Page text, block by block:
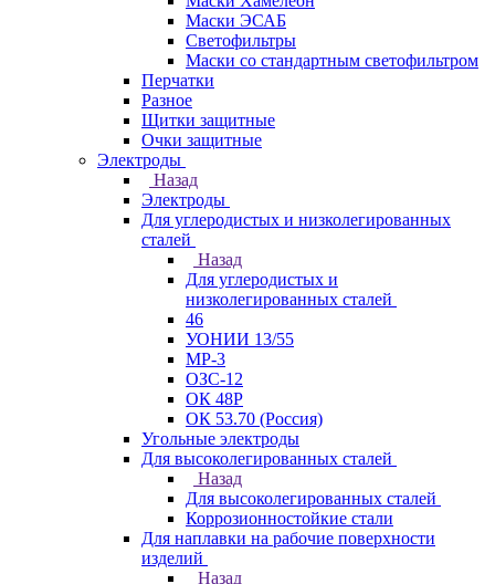
Маски ЭСАБ
Светофильтры
Маски со стандартным светофильтром
Перчатки
Разное
Щитки защитные
Очки защитные
Электроды
Назад
Электроды
Для углеродистых и низколегированных
сталей
Назад
Для углеродистых и
низколегированных сталей
46
УОНИИ 13/55
МР-3
ОЗС-12
ОК 48Р
ОК 53.70 (Россия)
Угольные электроды
Для высоколегированных сталей
Назад
Для высоколегированных сталей
Коррозионностойкие стали
Для наплавки на рабочие поверхности
изделий
Назад